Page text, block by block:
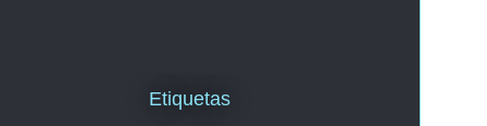
Etiquetas